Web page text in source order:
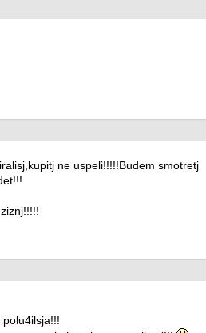
ne uspeli!!!!!Budem smotretj